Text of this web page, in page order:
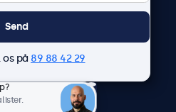
Dansk
Send
os på 89 88 42 29